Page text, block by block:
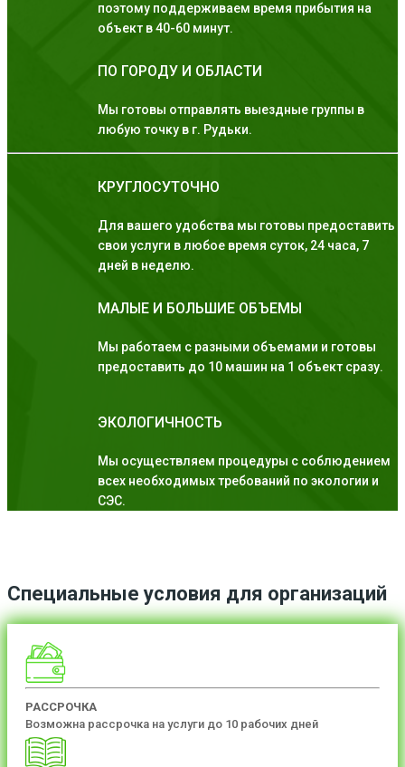
поэтому поддерживаем время прибытия на
объект в 40-60 минут.
ПО ГОРОДУ И ОБЛАСТИ
Мы готовы отправлять выездные группы в
любую точку в г. Рудьки.
КРУГЛОСУТОЧНО
Для вашего удобства мы готовы предоставить
свои услуги в любое время суток, 24 часа, 7
дней в неделю.
МАЛЫЕ И БОЛЬШИЕ ОБЪЕМЫ
Мы работаем с разными объемами и готовы
предоставить до 10 машин на 1 объект сразу.
ЭКОЛОГИЧНОСТЬ
Мы осуществляем процедуры с соблюдением
всех необходимых требований по экологии и
СЭС.
Специальные условия для организаций
РАССРОЧКА
Возможна рассрочка на услуги до 10 рабочих дней